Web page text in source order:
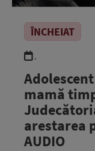
ÎNCHEIAT
.
mamă
arestarea
AUDIO